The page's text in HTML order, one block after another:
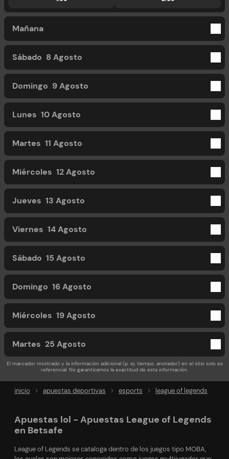
Mañana
Sábado 8 Agosto
Domingo 9 Agosto
Lunes 10 Agosto
Martes 11 Agosto
Miércoles 12 Agosto
Jueves 13 Agosto
Viernes 14 Agosto
Sábado 15 Agosto
Domingo 16 Agosto
Miércoles 19 Agosto
Martes 25 Agosto
El marcador mostrado y la información adicional (p. ej. tiempo, anotador) en el sitio solo es
referencial. No garantizamos la exactitud de esta información.
inicio apuestas deportivas esports league of legends
Apuestas lol - Apuestas League of Legends
en Betsafe
League of Legends se cataloga dentro de los juegos tipo MOBA,